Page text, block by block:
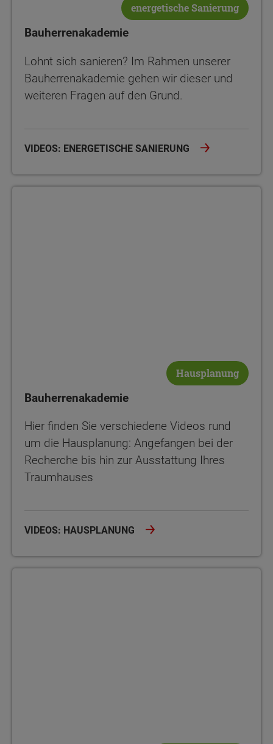
energetische Sanierung
Bauherrenakademie
Lohnt sich sanieren? Im Rahmen unserer
Bauherrenakademie gehen wir dieser und
weiteren Fragen auf den Grund.
VIDEOS: ENERGETISCHE SANIERUNG
Hausplanung
Bauherrenakademie
Hier finden Sie verschiedene Videos rund
um die Hausplanung: Angefangen bei der
Recherche bis hin zur Ausstattung Ihres
Traumhauses
VIDEOS: HAUSPLANUNG